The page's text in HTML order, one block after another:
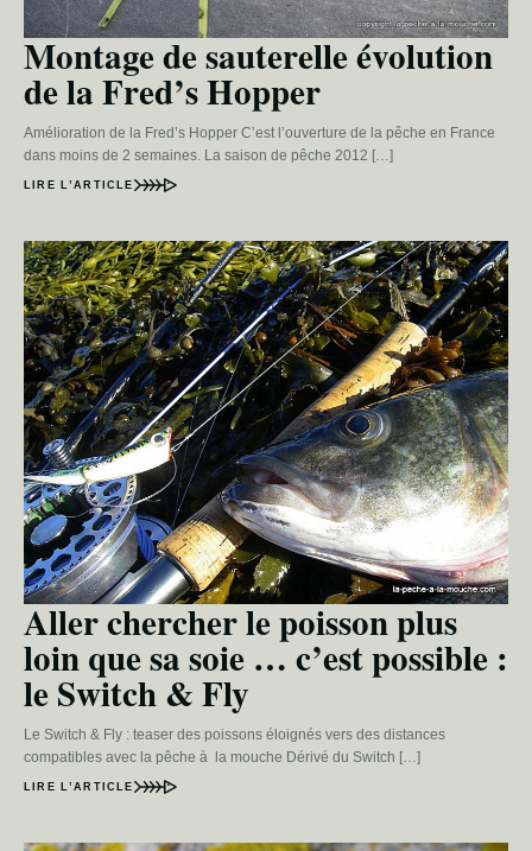
Montage de sauterelle évolution
de la Fred’s Hopper
Amélioration de la Fred’s Hopper C’est l’ouverture de la pêche en France
dans moins de 2 semaines. La saison de pêche 2012 […]
LIRE L’ARTICLE
Aller chercher le poisson plus
loin que sa soie … c’est possible :
le Switch & Fly
Le Switch & Fly : teaser des poissons éloignés vers des distances
compatibles avec la pêche à la mouche Dérivé du Switch […]
LIRE L’ARTICLE